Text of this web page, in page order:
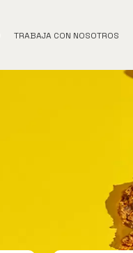
TRABAJA CON NOSOTROS